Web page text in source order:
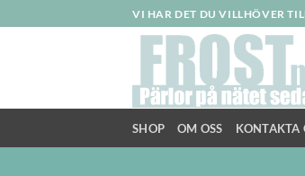
to
VI HAR DET DU VILLHÖVER
SHOP OM OSS KONTAKTA